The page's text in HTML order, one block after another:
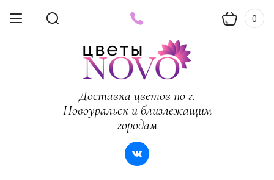
0
Доставка цветов по г.
Новоуральск и близлежащим
городам